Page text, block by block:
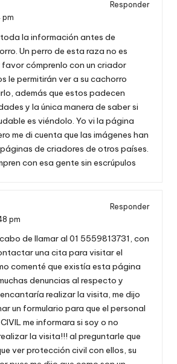
Responder
pm
la información antes de
Un perro de esta raza no es
cómprenlo con un criador
le permitirán ver a su cachorro
además que estos padecen
y la única manera de saber si
es viéndolo. Yo vi la página
me di cuenta que las imágenes han
de criadores de otros países.
con esa gente sin escrúpulos
Responder
pm
de llamar al 01 5559813731, con
una cita para visitar el
comenté que existía esta página
denuncias al respecto y
realizar la visita, me dijo
un formulario para que el personal
me informara si soy o no
la visita!!! al preguntarle que
ver protección civil con ellos, su